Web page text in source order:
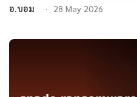
อ.บอม 28 May 2026